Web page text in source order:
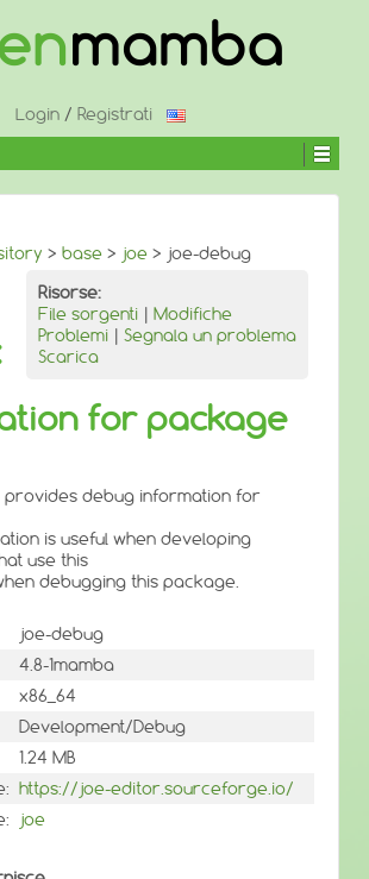
Login / Registrati
> base > joe > joe-debug
Risorse:
File sorgenti | Modifiche
Problemi | Segnala un problema
Scarica
for package
provides debug information for
is useful when developing
use this
debugging this package.
joe-debug
4.8-1mamba
x86_64
Development/Debug
1.24 MB
https://joe-editor.sourceforge.io/
joe